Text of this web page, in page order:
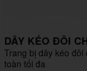
DÂY KÉO ĐÔI
Trang bị dây kéo
toàn tối đa